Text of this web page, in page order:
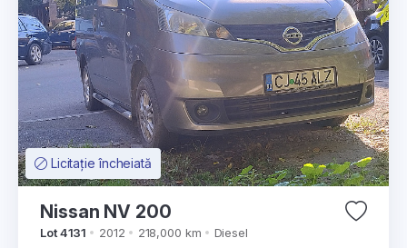
Licitație încheiată
Nissan NV 200
Lot 4131 2012 218,000 km
Diesel